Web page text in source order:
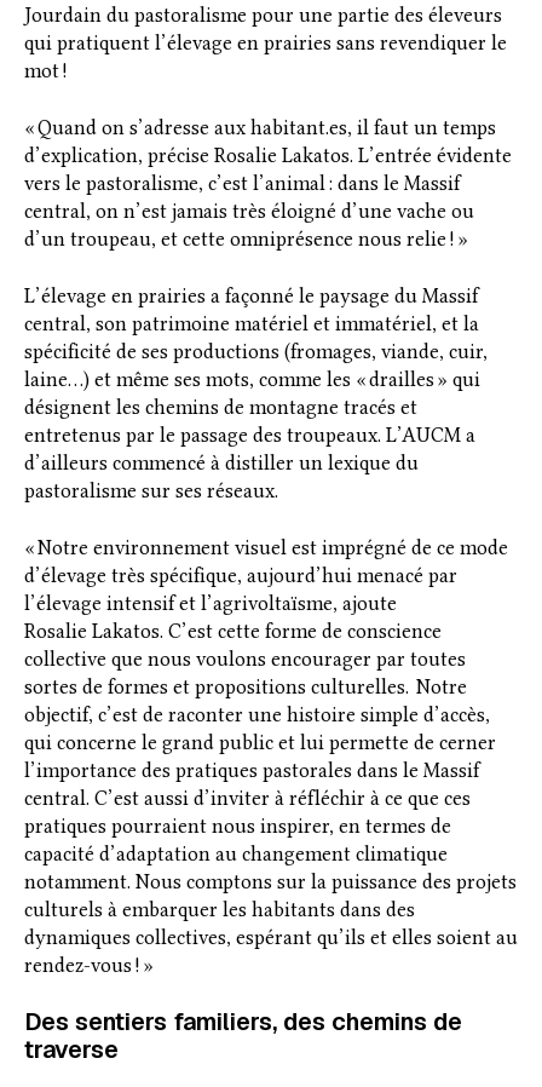
Jourdain du pastoralisme pour une partie des éleveurs
qui pratiquent l’élevage en prairies sans revendiquer le
mot !
« Quand on s’adresse aux habitant.es, il faut un temps
d’explication, précise Rosalie Lakatos. L’entrée évidente
vers le pastoralisme, c’est l’animal : dans le Massif
central, on n’est jamais très éloigné d’une vache ou
d’un troupeau, et cette omniprésence nous relie ! »
L’élevage en prairies a façonné le paysage du Massif
central, son patrimoine matériel et immatériel, et la
spécificité de ses productions (fromages, viande, cuir,
laine…) et même ses mots, comme les « drailles » qui
désignent les chemins de montagne tracés et
entretenus par le passage des troupeaux. L’AUCM a
d’ailleurs commencé à distiller un lexique du
pastoralisme sur ses réseaux.
« Notre environnement visuel est imprégné de ce mode
d’élevage très spécifique, aujourd’hui menacé par
l’élevage intensif et l’agrivoltaïsme, ajoute
Rosalie Lakatos. C’est cette forme de conscience
collective que nous voulons encourager par toutes
sortes de formes et propositions culturelles. Notre
objectif, c’est de raconter une histoire simple d’accès,
qui concerne le grand public et lui permette de cerner
l’importance des pratiques pastorales dans le Massif
central. C’est aussi d’inviter à réfléchir à ce que ces
pratiques pourraient nous inspirer, en termes de
capacité d’adaptation au changement climatique
notamment. Nous comptons sur la puissance des projets
culturels à embarquer les habitants dans des
dynamiques collectives, espérant qu’ils et elles soient au
rendez-vous ! »
Des sentiers familiers, des chemins de
traverse